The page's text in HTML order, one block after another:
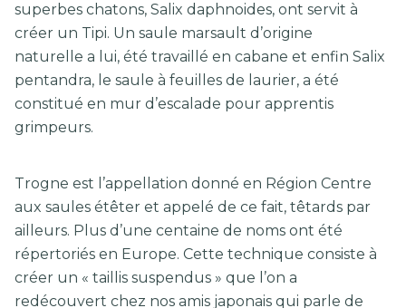
superbes chatons, Salix daphnoides, ont servit à
créer un Tipi. Un saule marsault d’origine
naturelle a lui, été travaillé en cabane et enfin Salix
pentandra, le saule à feuilles de laurier, a été
constitué en mur d’escalade pour apprentis
grimpeurs.
Trogne est l’appellation donné en Région Centre
aux saules étêter et appelé de ce fait, têtards par
ailleurs. Plus d’une centaine de noms ont été
répertoriés en Europe. Cette technique consiste à
créer un « taillis suspendus » que l’on a
redécouvert chez nos amis japonais qui parle de